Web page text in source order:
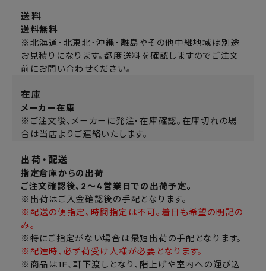
送料
送料無料
※北海道・北東北・沖縄・離島やその他中継地域は別途
お見積りになります。都度送料を確認しますのでご注文
前にお問い合わせください。
在庫
メーカー在庫
※ご注文後、メーカーに発注・在庫確認。在庫切れの場
合は当店よりご連絡いたします。
出荷・配送
指定倉庫からの出荷
ご注文確認後、2～4営業日での出荷予定。
※出荷はご入金確認後の手配となります。
※配送の便指定、時間指定は不可。着日も希望の明記の
み。
※特にご指定がない場合は最短出荷の手配となります。
※配達時、必ず荷受け人様が必要となります。
※商品は1F、軒下渡しとなり、階上げや室内への運び込